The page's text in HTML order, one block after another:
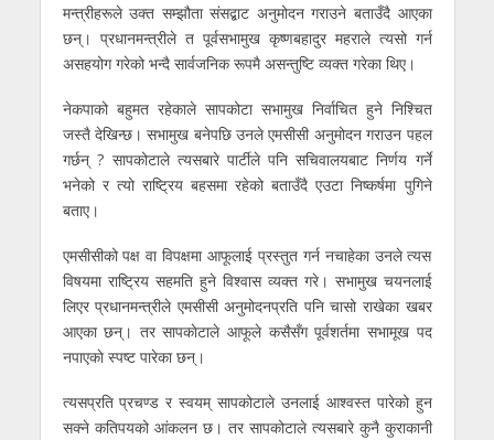
मन्त्रीहरूले उक्त सम्झौता संसद्बाट अनुमोदन गराउने बताउँदै आएका
छन्। प्रधानमन्त्रीले त पूर्वसभामुख कृष्णबहादुर महराले त्यसो गर्न
असहयोग गरेको भन्दै सार्वजनिक रूपमै असन्तुष्टि व्यक्त गरेका थिए।
नेकपाको बहुमत रहेकाले सापकोटा सभामुख निर्वाचित हुने निश्चित
जस्तै देखिन्छ। सभामुख बनेपछि उनले एमसीसी अनुमोदन गराउन पहल
गर्छन् ? सापकोटाले त्यसबारे पार्टीले पनि सचिवालयबाट निर्णय गर्ने
भनेको र त्यो राष्ट्रिय बहसमा रहेको बताउँदै एउटा निष्कर्षमा पुगिने
बताए।
एमसीसीको पक्ष वा विपक्षमा आफूलाई प्रस्तुत गर्न नचाहेका उनले त्यस
विषयमा राष्ट्रिय सहमति हुने विश्वास व्यक्त गरे। सभामुख चयनलाई
लिएर प्रधानमन्त्रीले एमसीसी अनुमोदनप्रति पनि चासो राखेका खबर
आएका छन्। तर सापकाेटाले आफूले कसैसँग पूर्वशर्तमा सभामूख पद
नपाएकाे स्पष्ट पारेका छन्।
त्यसप्रति प्रचण्ड र स्वयम् सापकोटाले उनलाई आश्वस्त पारेको हुन
सक्ने कतिपयको आंकलन छ। तर सापकोटाले त्यसबारे कुनै कुराकानी